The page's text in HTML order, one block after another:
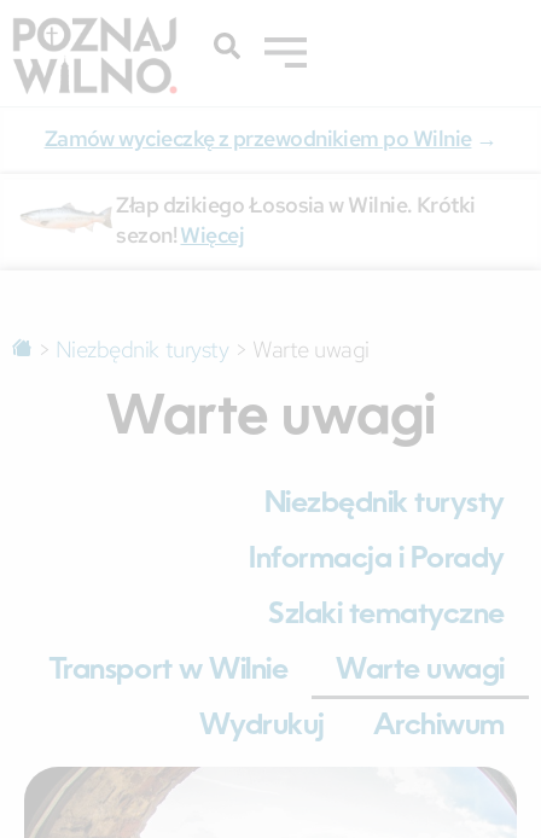
Zamów wycieczkę z przewodnikiem po Wilnie→
Złap dzikiego Łososia w Wilnie. Krótki
sezon!Więcej
> Niezbędnik turysty > Warte uwagi
Warte uwagi
Niezbędnik turysty
Informacja i Porady
Szlaki tematyczne
Transport w Wilnie
Warte uwagi
Wydrukuj
Archiwum